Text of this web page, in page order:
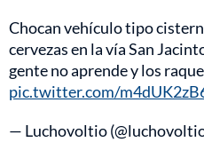
Chocan vehículo tipo
cervezas en la vía San
gente no aprende y los
pic.twitter.com/
— Luchovoltio